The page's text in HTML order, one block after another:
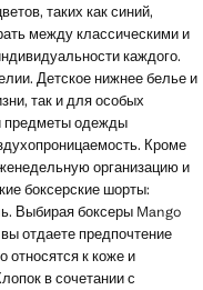
таких как синий,
между классическими и
каждого.
Детское нижнее белье и
так и для особых
предметы одежды
Кроме
организацию и
боксерские шорты:
Выбирая боксеры Mango
отдаете предпочтение
относятся к коже и
в сочетании с